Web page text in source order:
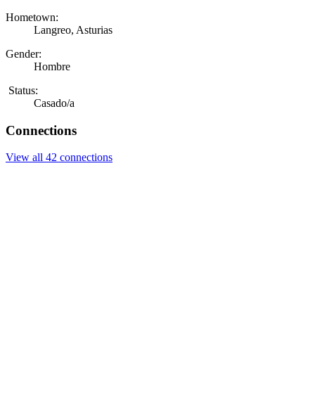
Hometown:
Langreo, Asturias
Gender:
Hombre
Status:
Casado/a
Connections
View all 42 connections